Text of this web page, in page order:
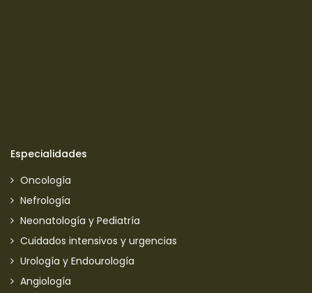
Especialidades
Oncología
Nefrología
Neonatología y Pediatría
Cuidados intensivos y urgencias
Urología y Endourología
Angiología